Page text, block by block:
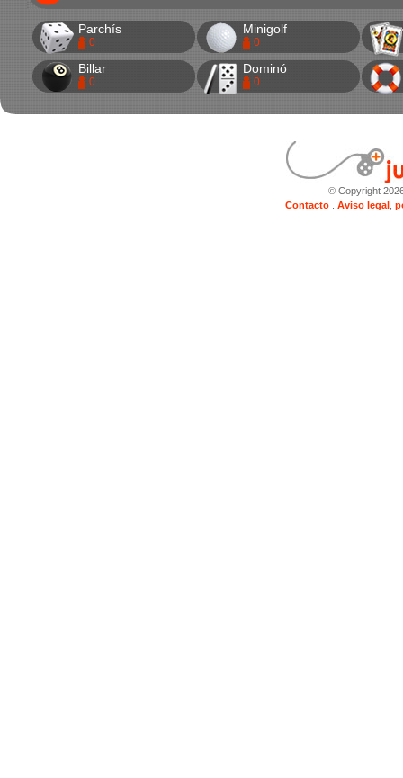
Parchís
0
Billar
0
Minigolf
0
Dominó
0
© Copyright
Contacto
Aviso legal